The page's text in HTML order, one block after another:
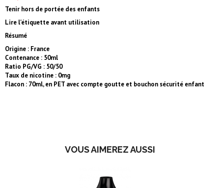
Tenir hors de portée des enfants
Lire l'étiquette avant utilisation
Résumé
Origine : France
Contenance : 50ml
Ratio PG/VG : 50/50
Taux de nicotine : 0mg
Flacon : 70ml, en PET avec compte goutte et bouchon sécurité enfant
VOUS AIMEREZ AUSSI